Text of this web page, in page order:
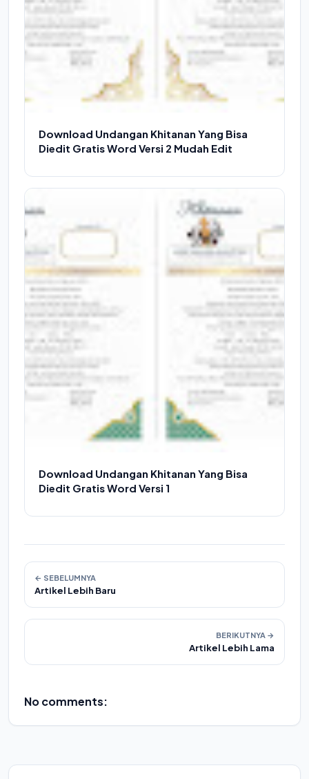
Download Undangan Khitanan Yang Bisa
Diedit Gratis Word Versi 2 Mudah Edit
Download Undangan Khitanan Yang Bisa
Diedit Gratis Word Versi 1
← SEBELUMNYA
Artikel Lebih Baru
BERIKUTNYA →
Artikel Lebih Lama
No comments: